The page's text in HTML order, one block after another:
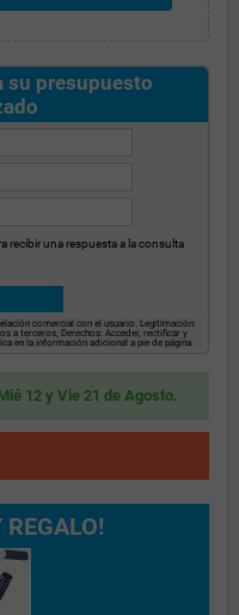
su presupuesto
recibir una respuesta a la consulta
comercial con el usuario. Legitimación:
a terceros, Derechos: Acceder, rectificar y
en la información adicional a pie de página.
12 y Vie 21 de Agosto.
REGALO!